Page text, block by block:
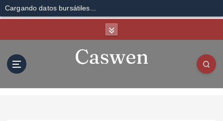
Cargando datos bursátiles...